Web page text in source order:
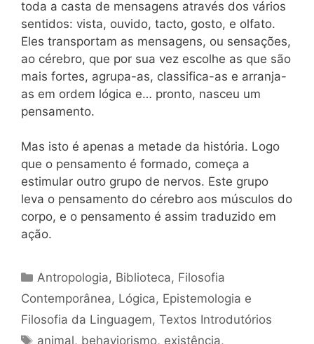
toda a casta de mensagens através dos vários
sentidos: vista, ouvido, tacto, gosto, e olfato.
Eles transportam as mensagens, ou sensações,
ao cérebro, que por sua vez escolhe as que são
mais fortes, agrupa-as, classifica-as e arranja-
as em ordem lógica e… pronto, nasceu um
pensamento.
Mas isto é apenas a metade da história. Logo
que o pensamento é formado, começa a
estimular outro grupo de nervos. Este grupo
leva o pensamento do cérebro aos músculos do
corpo, e o pensamento é assim traduzido em
ação.
Categorias
Antropologia, Biblioteca, Filosofia
Contemporânea, Lógica, Epistemologia e
Filosofia da Linguagem, Textos Introdutórios
Tags
animal, behaviorismo, existência,